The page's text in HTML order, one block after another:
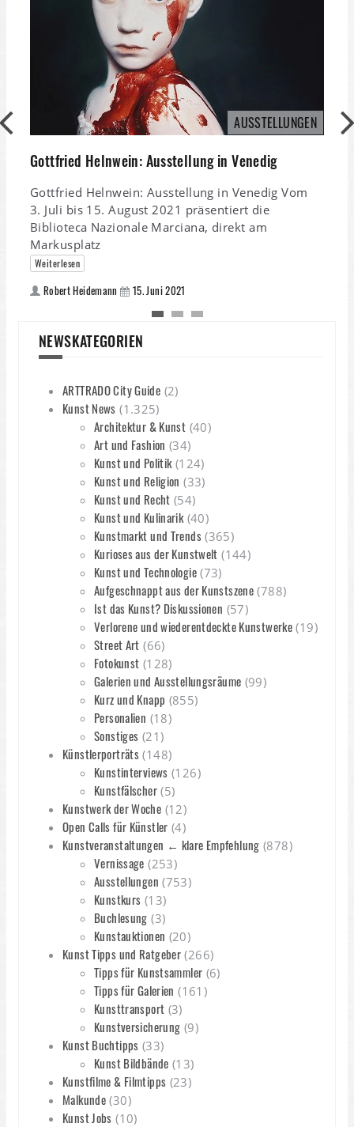
AUSSTELLUNGEN
Gottfried Helnwein: Ausstellung in Venedig
Gottfried Helnwein: Ausstellung in Venedig Vom
3. Juli bis 15. August 2021 präsentiert die
Biblioteca Nazionale Marciana, direkt am
Markusplatz
Weiterlesen
Robert Heidemann 15. Juni 2021
NEWSKATEGORIEN
ARTTRADO City Guide (2)
Kunst News (1.325)
Architektur & Kunst (40)
Art und Fashion (34)
Kunst und Politik(124)
Kunst und Religion (33)
Kunst und Recht (54)
Kunst und Kulinarik(40)
Kunstmarkt und Trends(365)
Kurioses aus der Kunstwelt (144)
Kunst und Technologie(73)
Aufgeschnappt aus der Kunstszene (788)
Ist das Kunst? Diskussionen (57)
Verlorene und wiederentdeckte Kunstwerke (19)
Street Art (66)
Fotokunst (128)
Galerien und Ausstellungsräume (99)
Kurz und Knapp (855)
Personalien (18)
Sonstiges (21)
Künstlerporträts (148)
Kunstinterviews (126)
Kunstfälscher(5)
Kunstwerk der Woche (12)
Open Calls für Künstler (4)
Kunstveranstaltungen ← klare Empfehlung (878)
Vernissage (253)
Ausstellungen (753)
Kunstkurs (13)
Buchlesung (3)
Kunstauktionen (20)
Kunst Tipps und Ratgeber (266)
Tipps für Kunstsammler (6)
Tipps für Galerien (161)
Kunsttransport (3)
Kunstversicherung (9)
Kunst Buchtipps (33)
Kunst Bildbände (13)
Kunstfilme & Filmtipps (23)
Malkunde (30)
Kunst Jobs (10)